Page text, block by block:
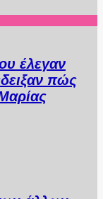
έλεγαν
πώς